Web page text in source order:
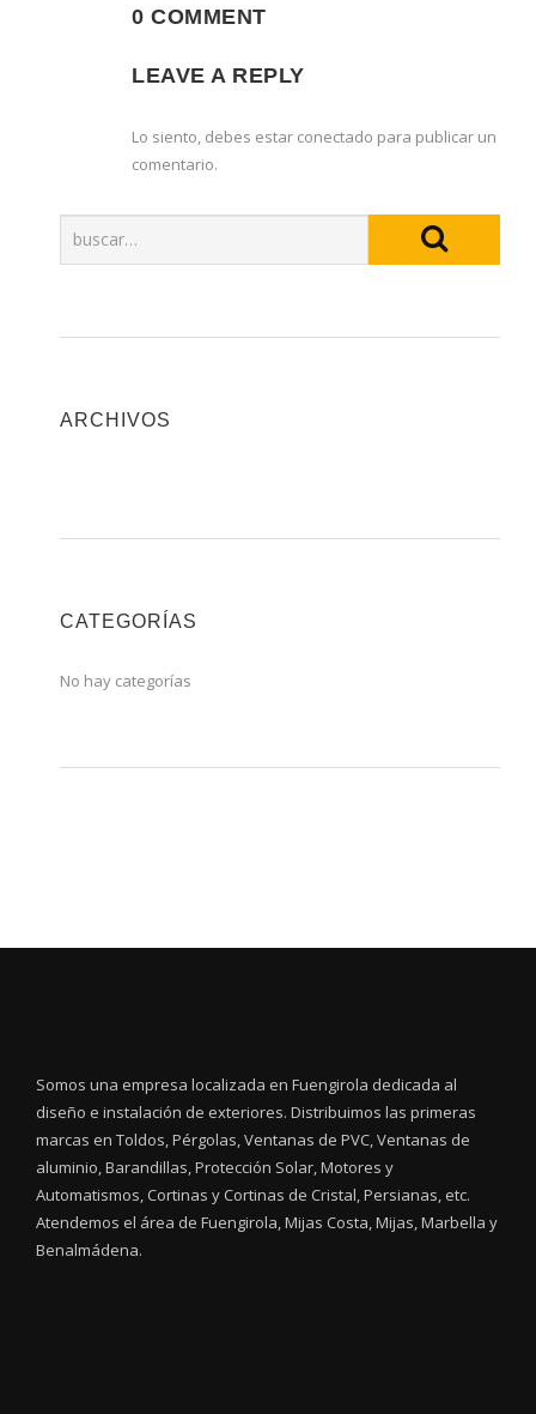
0 COMMENT
LEAVE A REPLY
Lo siento, debes estar conectado para publicar un
comentario.
ARCHIVOS
CATEGORÍAS
No hay categorías
Somos una empresa localizada en Fuengirola dedicada al
diseño e instalación de exteriores. Distribuimos las primeras
marcas en Toldos, Pérgolas, Ventanas de PVC, Ventanas de
aluminio, Barandillas, Protección Solar, Motores y
Automatismos, Cortinas y Cortinas de Cristal, Persianas, etc.
Atendemos el área de Fuengirola, Mijas Costa, Mijas, Marbella y
Benalmádena.